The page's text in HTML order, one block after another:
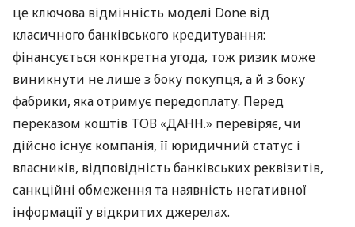
це ключова відмінність моделі Done від
класичного банківського кредитування:
фінансується конкретна угода, тож ризик може
виникнути не лише з боку покупця, а й з боку
фабрики, яка отримує передоплату. Перед
переказом коштів ТОВ «ДАНН.» перевіряє, чи
дійсно існує компанія, її юридичний статус і
власників, відповідність банківських реквізитів,
санкційні обмеження та наявність негативної
інформації у відкритих джерелах.